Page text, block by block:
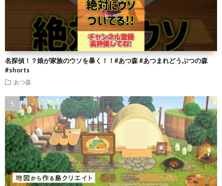
名探偵！？娘が家族のウソを暴く！！#あつ森 #あつまれどうぶつの森
#shorts
あつ森